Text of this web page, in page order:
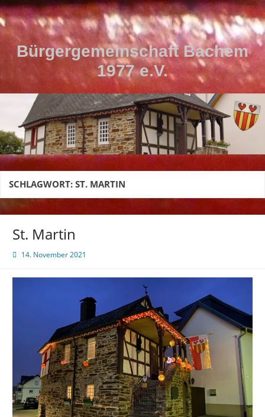
Zum
Inhalt
springen
Bürgergemeinschaft Bachem
1977 e.V.
SCHLAGWORT:ST. MARTIN
St. Martin
14. November 2021